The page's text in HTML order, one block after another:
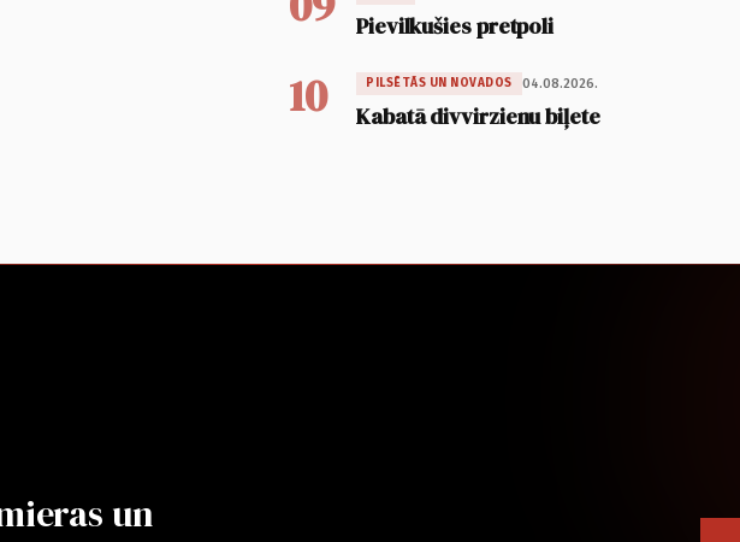
Pievilkušies pretpoli
10 PILSĒTĀS UN NOVADOS 04.08.2026.
Kabatā divvirzienu biļete
un